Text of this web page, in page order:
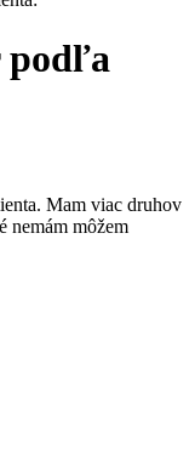
podľa
Mam viac druhov
nemám môžem